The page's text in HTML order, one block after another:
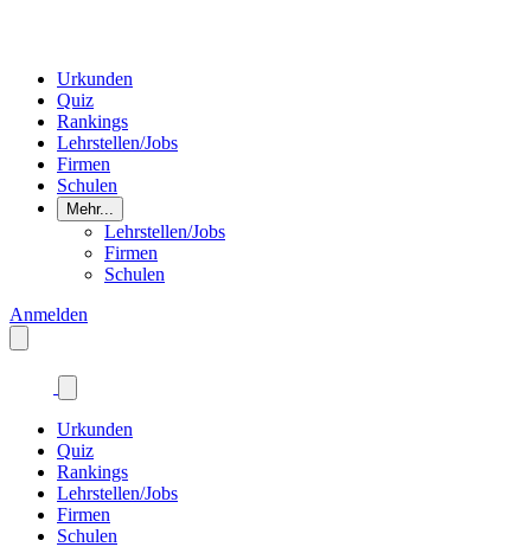
Urkunden
Quiz
Rankings
Lehrstellen/Jobs
Firmen
Schulen
Mehr...
Lehrstellen/Jobs
Firmen
Schulen
Anmelden
Urkunden
Quiz
Rankings
Lehrstellen/Jobs
Firmen
Schulen